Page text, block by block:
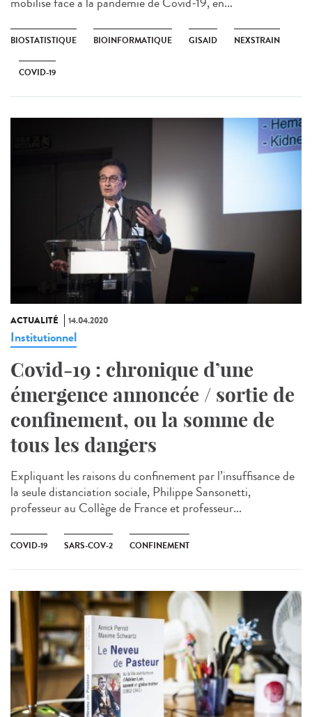
BIOSTATISTIQUE BIOINFORMATIQUE GISAID NEXSTRAIN
COVID-19
ACTUALITÉ 14.04.2020
Institutionnel
Covid-19 : chronique d’une
émergence annoncée / sortie de
confinement, ou la somme de
tous les dangers
Expliquant les raisons du confinement par l’insuffisance de
la seule distanciation sociale, Philippe Sansonetti,
professeur au Collège de France et professeur...
COVID-19 SARS-COV-2 CONFINEMENT